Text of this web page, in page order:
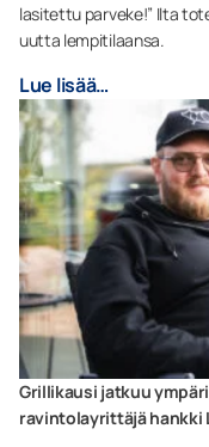
lasitettu parveke!” Ilta
uutta lempitilaansa.
Lue lisää…
Grillikausi jatkuu
ravintolayrittäjä hankki